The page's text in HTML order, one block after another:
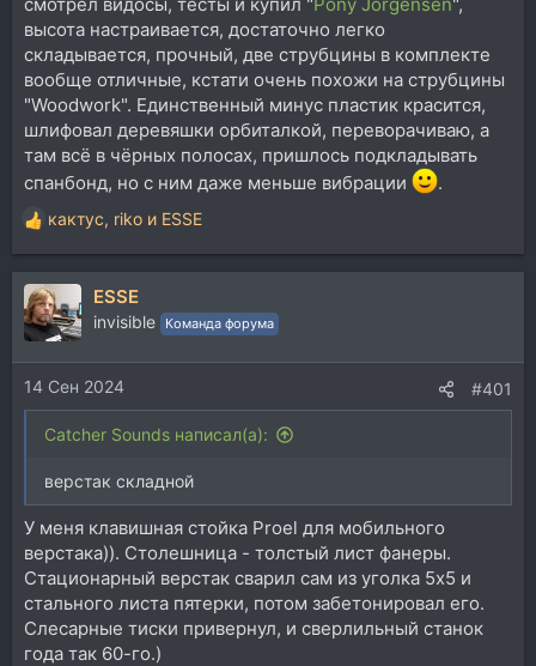
высота настраивается, достаточно легко
складывается, прочный, две струбцины в комплекте
вообще отличные, кстати очень похожи на струбцины
"Woodwork". Единственный минус пластик красится,
шлифовал деревяшки орбиталкой, переворачиваю, а
там всё в чёрных полосах, пришлось подкладывать
спанбонд, но с ним даже меньше вибрации
.
Р
е
а
к
ц
и
и
:
кактус, riko и ESSE
ESSE
invisible Команда форума
14 Сен 2024 #401
Catcher Sounds написал(а):
верстак складной
У меня клавишная стойка Proel для мобильного
верстака)). Столешница - толстый лист фанеры.
Стационарный верстак сварил сам из уголка 5х5 и
стального листа пятерки, потом забетонировал его.
Слесарные тиски привернул, и сверлильный станок
года так 60-го.)